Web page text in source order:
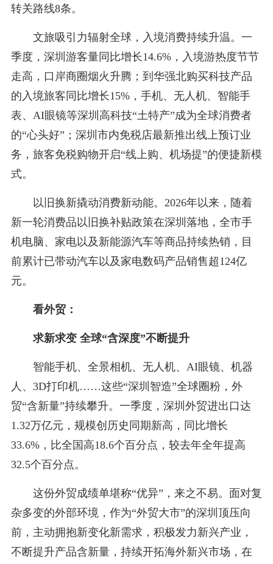
转关路线8条。
文旅吸引力辐射全球，入境消费持续升温。一
季度，深圳游客量同比增长14.6%，入境游热度节节
走高，口岸商圈烟火升腾；到华强北购买科技产品
的入境旅客同比增长15%，手机、无人机、智能手
表、AI眼镜等深圳高科技“土特产”成为全球消费者
的“心头好”；深圳市内免税店最新推出线上预订业
务，旅客免税购物开启“线上购、机场提”的便捷新模
式。
以旧换新撬动消费新动能。2026年以来，随着
新一轮消费品以旧换补贴政策在深圳落地，全市手
机电脑、家电以及新能源汽车等商品持续热销，目
前累计已带动汽车以及家电数码产品销售超124亿
元。
看外贸：
求新求变 全球“含深度”不断提升
智能手机、全景相机、无人机、AI眼镜、机器
人、3D打印机……这些“深圳智造”全球圈粉，外
贸“含新量”持续攀升。一季度，深圳外贸进出口达
1.32万亿元，规模创历史同期新高，同比增长
33.6%，比全国高18.6个百分点，较去年全年提高
32.5个百分点。
这份外贸成绩单堪称“优异”，来之不易。面对复
杂多变的外部环境，作为“外贸大市”的深圳顶压向
前，主动拥抱新变化新需求，积极发力新兴产业，
不断提升产品含新量，持续开拓海外新兴市场，在